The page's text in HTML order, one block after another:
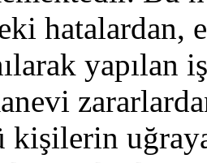
hatalardan,
yapılan
kişilerin